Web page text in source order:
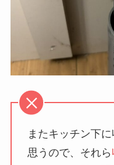
またキッチン下
思うので、それら